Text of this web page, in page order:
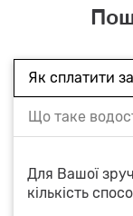
Як сплатити
Що таке
Для Вашої
кількість